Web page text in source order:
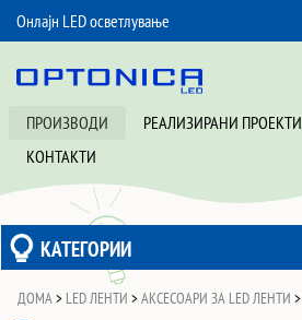
Онлајн LED осветлување
ПРОИЗВОДИ РЕАЛИЗИРАНИ ПРОЕКТИ
КОНТАКТИ
КАТЕГОРИИ
ДОМА > LED ЛЕНТИ >АКСЕСОАРИ ЗА LED ЛЕНТИ >